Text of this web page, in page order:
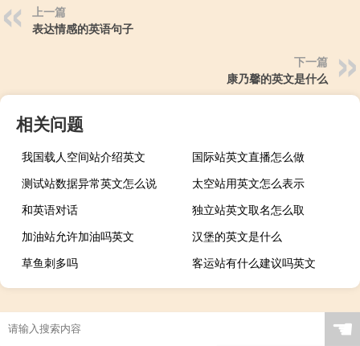
上一篇
表达情感的英语句子
下一篇
康乃馨的英文是什么
相关问题
我国载人空间站介绍英文
国际站英文直播怎么做
测试站数据异常英文怎么说
太空站用英文怎么表示
和英语对话
独立站英文取名怎么取
加油站允许加油吗英文
汉堡的英文是什么
草鱼刺多吗
客运站有什么建议吗英文
☚